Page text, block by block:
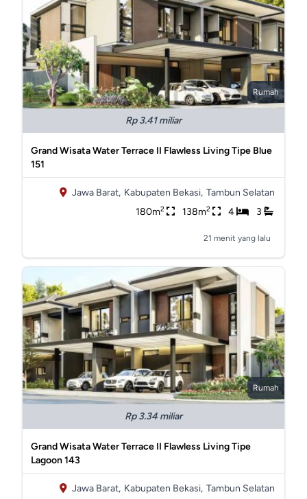
Rumah
Rp 3.41 miliar
Grand Wisata Water Terrace II Flawless Living Tipe Blue
151
Jawa Barat, Kabupaten Bekasi, Tambun Selatan
180m2 138m2 4 3
21 menit yang lalu
Rumah
Rp 3.34 miliar
Grand Wisata Water Terrace II Flawless Living Tipe
Lagoon 143
Jawa Barat, Kabupaten Bekasi, Tambun Selatan